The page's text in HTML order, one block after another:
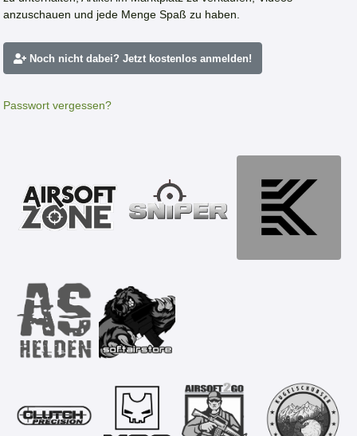
anzuschauen und jede Menge Spaß zu haben.
Noch nicht dabei? Jetzt kostenlos anmelden!
Passwort vergessen?